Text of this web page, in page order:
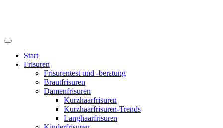
Start
Frisuren
Frisurentest und -beratung
Brautfrisuren
Damenfrisuren
Kurzhaarfrisuren
Kurzhaarfrisuren-Trends
Langhaarfrisuren